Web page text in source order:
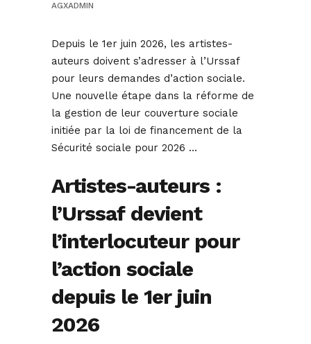
AGXADMIN
Depuis le 1er juin 2026, les artistes-
auteurs doivent s’adresser à l’Urssaf
pour leurs demandes d’action sociale.
Une nouvelle étape dans la réforme de
la gestion de leur couverture sociale
initiée par la loi de financement de la
Sécurité sociale pour 2026 …
Artistes-auteurs :
l’Urssaf devient
l’interlocuteur pour
l’action sociale
depuis le 1er juin
2026